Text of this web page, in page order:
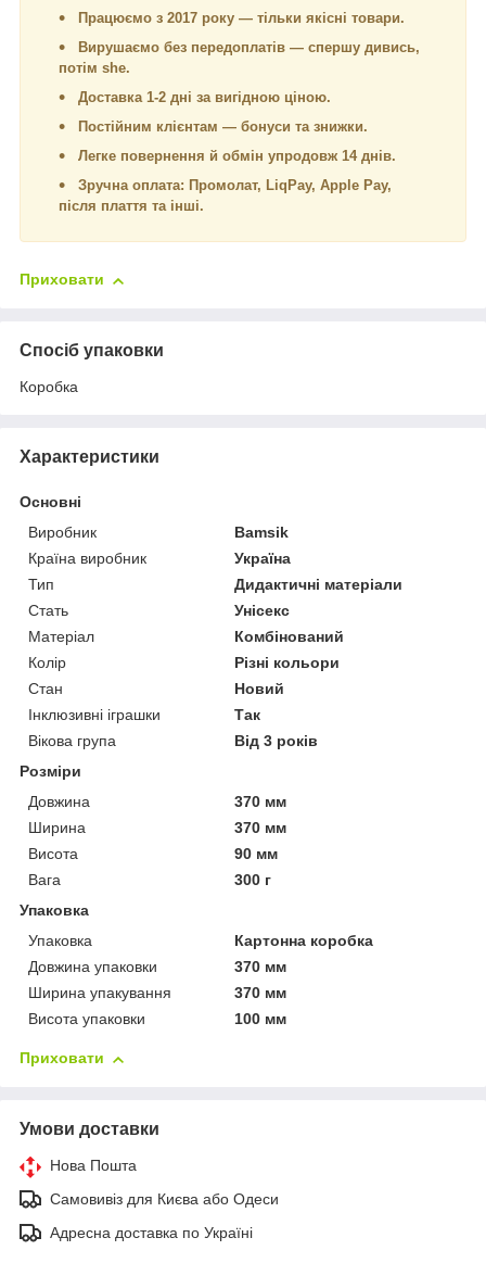
Працюємо з 2017 року — тільки якісні товари.
Вирушаємо без передоплатів — спершу дивись,
потім she.
Доставка 1-2 дні за вигідною ціною.
Постійним клієнтам — бонуси та знижки.
Легке повернення й обмін упродовж 14 днів.
Зручна оплата: Промолат, LiqPay, Apple Pay,
після плаття та інші.
Приховати
Спосіб упаковки
Коробка
Характеристики
Основні
Виробник
Bamsik
Країна виробник
Україна
Тип
Дидактичні матеріали
Стать
Унісекс
Матеріал
Комбінований
Колір
Різні кольори
Стан
Новий
Інклюзивні іграшки
Так
Вікова група
Від 3 років
Розміри
Довжина
370 мм
Ширина
370 мм
Висота
90 мм
Вага
300 г
Упаковка
Упаковка
Картонна коробка
Довжина упаковки
370 мм
Ширина упакування
370 мм
Висота упаковки
100 мм
Приховати
Умови доставки
Нова Пошта
Самовивіз для Києва або Одеси
Адресна доставка по Україні